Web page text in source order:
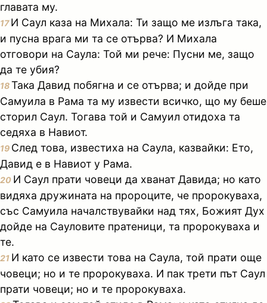
главата му.
17И Саул каза на Михала: Ти защо ме излъга така,
и пусна врага ми та се отърва? И Михала
отговори на Саула: Той ми рече: Пусни ме, защо
да те убия?
18Така Давид побягна и се отърва; и дойде при
Самуила в Рама та му извести всичко, що му беше
сторил Саул. Тогава той и Самуил отидоха та
седяха в Навиот.
19 След това, известиха на Саула, казвайки: Ето,
Давид е в Навиот у Рама.
20 И Саул прати човеци да хванат Давида; но като
видяха дружината на пророците, че пророкуваха,
със Самуила началствувайки над тях, Божият Дух
дойде на Сауловите пратеници, та пророкуваха и
те.
21 И като се извести това на Саула, той прати още
човеци; но и те пророкуваха. И пак трети път Саул
прати човеци; но и те пророкуваха.